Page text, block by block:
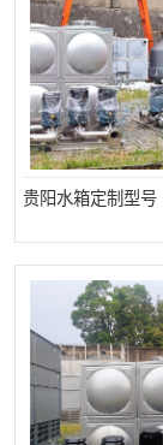
贵阳水箱定制型号